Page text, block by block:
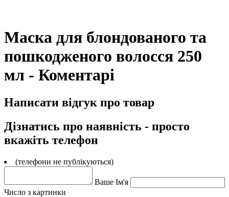
Маска для блондованого та
пошкодженого волосся 250
мл - Коментарі
Написати відгук про товар
Дізнатись про наявність - просто
вкажіть телефон
(телефони не публікуються)
Ваше Ім'я
Число з картинки